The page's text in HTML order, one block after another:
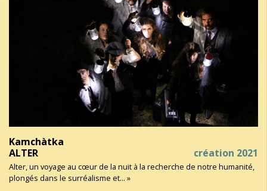
Kamchàtka
ALTER
création 2021
Alter, un voyage au cœur de la nuit à la recherche de notre humanité,
plongés dans le surréalisme et... »